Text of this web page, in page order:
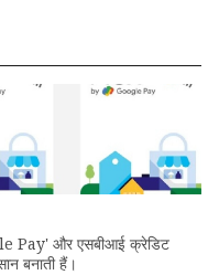
Pay' और एसबीआई क्रेडिट
बनाती हैं।